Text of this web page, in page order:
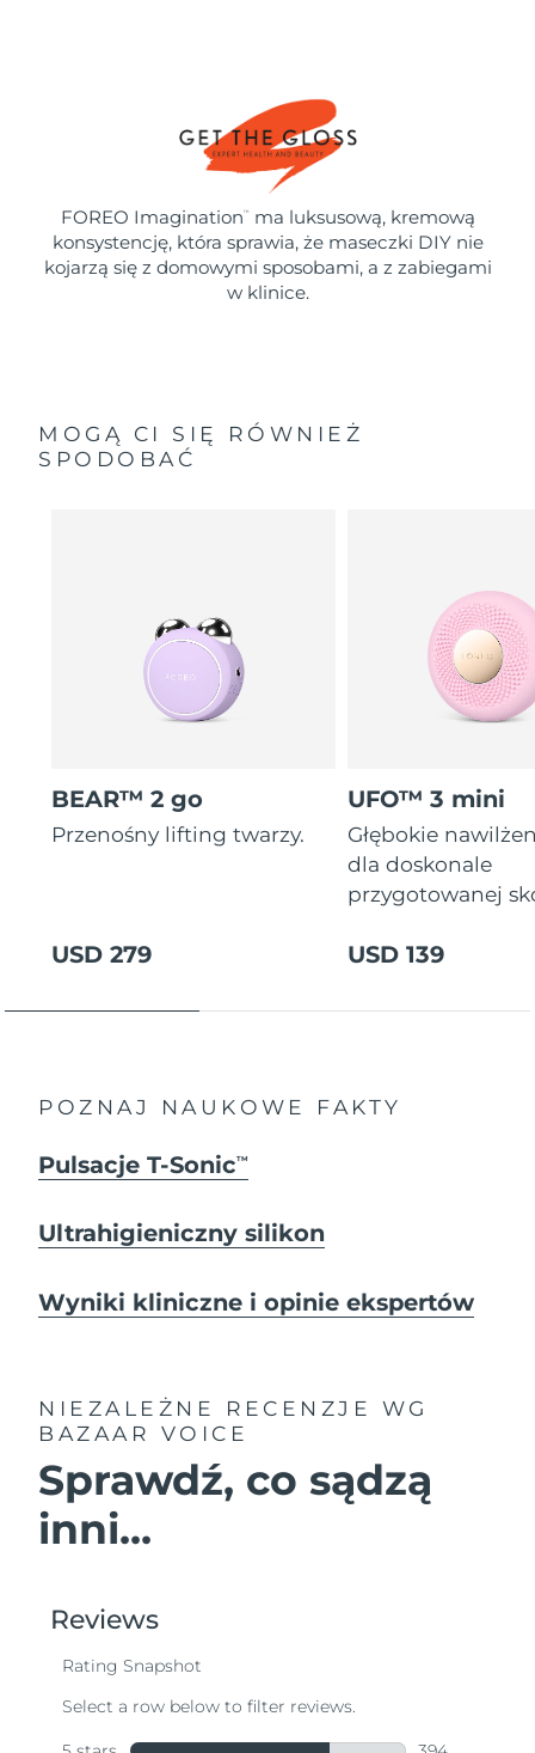
FOREO Imagination ™
ma luksusową, kremową
konsystencję, która sprawia, że maseczki DIY nie
kojarzą się z domowymi sposobami, a z zabiegami
w klinice.
MOGĄ CI SIĘ RÓWNIEŻ
SPODOBAĆ
BEAR™ 2 go
Przenośny lifting twarzy.
USD 279
UFO™ 3 mini
Głębokie
dla doskonale
przygotowanej
USD 139
POZNAJ NAUKOWE FAKTY
Pulsacje T-SonicTM
Ultrahigieniczny silikon
Wyniki kliniczne i opinie ekspertów
NIEZALEŻNE RECENZJE
WG
BAZAAR VOICE
Sprawdź, co sądzą
inni...